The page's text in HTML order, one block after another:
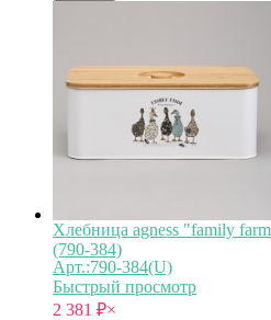
Хлебница agness "family
(790-384)
Арт.:790-384(U)
Быстрый просмотр
2 381 ₽×